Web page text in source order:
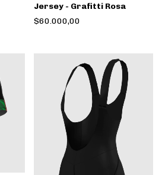
Jersey - Grafitti Rosa
$60.000,00